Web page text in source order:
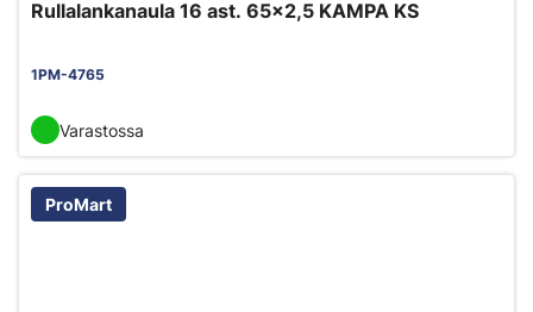
Rullalankanaula 16 ast. 65x2,5 KAMPA KS
1PM-4765
Varastossa
ProMart